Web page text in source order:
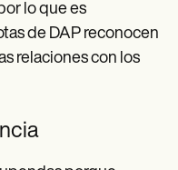
lo que es
de DAP reconocen
relaciones con los